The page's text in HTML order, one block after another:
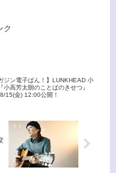
店及びプロミュージシャ
聘した音楽フェスです！
ク
ジン電子ばん！】LUNKHEAD 小
小高芳太朗のことばのきせつ』
15(金) 12:00公開！